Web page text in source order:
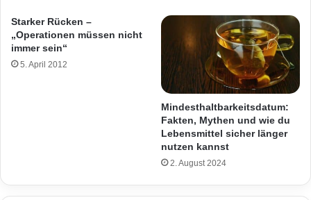
Starker Rücken –
„Operationen müssen nicht
immer sein“
5. April 2012
Mindesthaltbarkeitsdatum:
Fakten, Mythen und wie du
Lebensmittel sicher länger
nutzen kannst
2. August 2024